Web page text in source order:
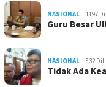
NASIONAL 1197
Guru Besar
NASIONAL 832
Tidak Ada